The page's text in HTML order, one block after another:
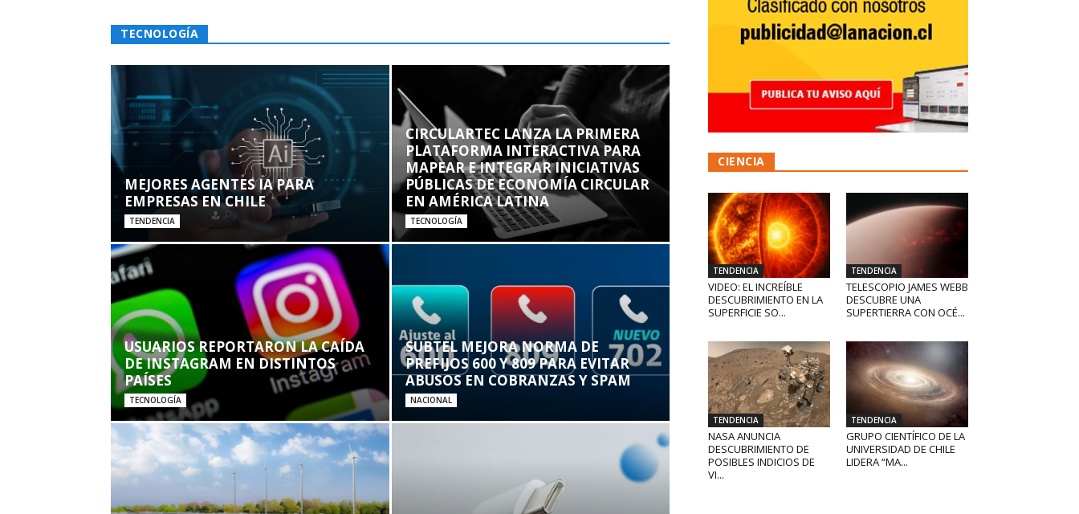
TECNOLOGÍA
MEJORES AGENTES IA PARA
EMPRESAS EN CHILE
TENDENCIA
CIRCULARTEC LANZA LA PRIMERA
PLATAFORMA INTERACTIVA PARA
MAPEAR E INTEGRAR INICIATIVAS
PÚBLICAS DE ECONOMÍA CIRCULAR
EN AMÉRICA LATINA
TECNOLOGÍA
USUARIOS REPORTARON LA CAÍDA
DE INSTAGRAM EN DISTINTOS
PAÍSES
TECNOLOGÍA
SUBTEL MEJORA NORMA DE
PREFIJOS 600 Y 809 PARA EVITAR
ABUSOS EN COBRANZAS Y SPAM
NACIONAL
CIENCIA
TENDENCIA
VIDEO: EL INCREÍBLE
DESCUBRIMIENTO EN LA
SUPERFICIE SO...
TENDENCIA
TELESCOPIO JAMES WEBB
DESCUBRE UNA
SUPERTIERRA CON OCÉ...
TENDENCIA
NASA ANUNCIA
DESCUBRIMIENTO DE
POSIBLES INDICIOS DE
VI...
TENDENCIA
GRUPO CIENTÍFICO DE LA
UNIVERSIDAD DE CHILE
LIDERA “MA...